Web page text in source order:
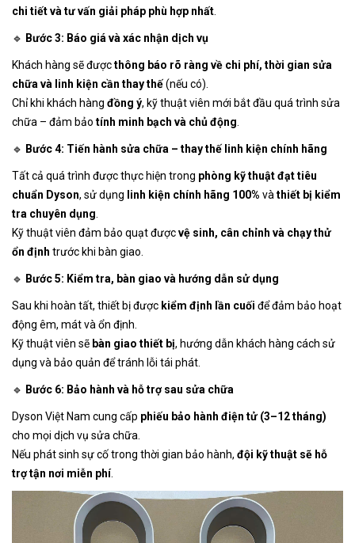
chi tiết và tư vấn giải pháp phù hợp nhất.
🔹 Bước 3: Báo giá và xác nhận dịch vụ
Khách hàng sẽ đượcthông báo rõ ràng về chi phí, thời gian sửa
chữa và linh kiện cần thay thế(nếu có).
Chỉ khi khách hàng đồng ý, kỹ thuật viên mới bắt đầu quá trình sửa
chữa – đảm bảo tính minh bạch và chủ động.
🔹 Bước 4: Tiến hành sửa chữa – thay thế linh kiện chính hãng
Tất cả quá trình được thực hiện trong phòng kỹ thuật đạt tiêu
chuẩn Dyson, sử dụng linh kiện chính hãng 100% vàthiết bị kiểm
tra chuyên dụng.
Kỹ thuật viên đảm bảo quạt đượcvệ sinh, cân chỉnh và chạy thử
ổn định trước khi bàn giao.
🔹 Bước 5: Kiểm tra, bàn giao và hướng dẫn sử dụng
Sau khi hoàn tất, thiết bị được kiểm định lần cuối để đảm bảo hoạt
động êm, mát và ổn định.
Kỹ thuật viên sẽ bàn giao thiết bị, hướng dẫn khách hàng cách sử
dụng và bảo quản để tránh lỗi tái phát.
🔹 Bước 6: Bảo hành và hỗ trợ sau sửa chữa
Dyson Việt Nam cung cấp phiếu bảo hành điện tử (3–12 tháng)
cho mọi dịch vụ sửa chữa.
Nếu phát sinh sự cố trong thời gian bảo hành, đội kỹ thuật sẽ hỗ
trợ tận nơi miễn phí.